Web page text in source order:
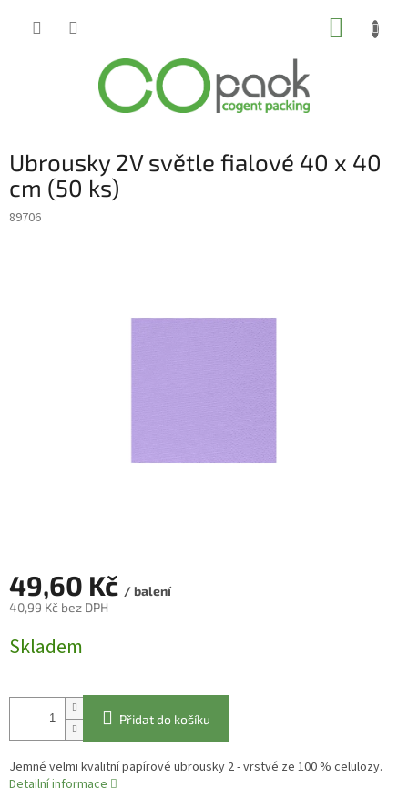
Ubrousky 2V světle fialové 40 x 40
cm (50 ks)
89706
49,60 Kč / balení
40,99 Kč bez DPH
cena:
Skladem
Přidat do košíku
Jemné velmi kvalitní papírové ubrousky 2 - vrstvé ze 100 % celulozy.
Detailní informace